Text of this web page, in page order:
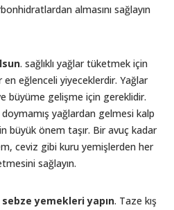
almasını sağlayın
. sağlıklı yağlar tüketmek için
en eğlenceli yiyeceklerdir. Yağlar
büyüme gelişme için gereklidir.
doymamış yağlardan gelmesi kalp
büyük önem taşır. Bir avuç kadar
ceviz gibi kuru yemişlerden her
sağlayın.
sebze yemekleri yapın. Taze kış